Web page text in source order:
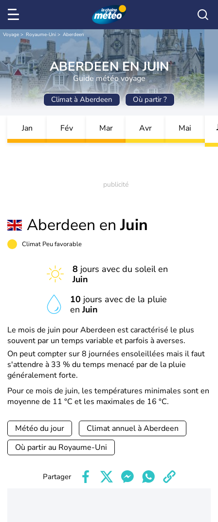
Voyage Royaume-Uni Aberdeen
ABERDEEN EN JUIN
Guide météo voyage
Climat à Aberdeen Où partir ?
Jan Fév Mar Avr Mai
Aberdeen enJuin
Climat Peu favorable
8 jours avec du soleil en
Juin
10 jours avec de la pluie
enJuin
Le mois de juin pour Aberdeen est caractérisé le plus
souvent par un temps variable et parfois à averses.
On peut compter sur 8 journées ensoleillées mais il faut
s'attendre à 33 % du temps menacé par de la pluie
généralement forte.
Pour ce mois de juin, les températures minimales sont en
moyenne de 11 °C et les maximales de 16 °C.
Météo du jour
Climat annuel à Aberdeen
Où partir au Royaume-Uni
Partager